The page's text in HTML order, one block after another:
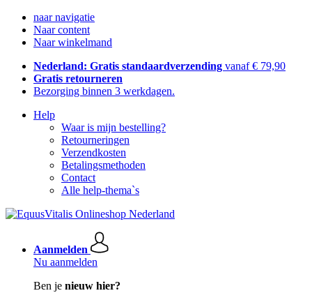
naar navigatie
Naar content
Naar winkelmand
Nederland: Gratis standaardverzending vanaf € 79,90
Gratis retourneren
Bezorging binnen 3 werkdagen.
Help
Waar is mijn bestelling?
Retourneringen
Verzendkosten
Betalingsmethoden
Contact
Alle help-thema`s
Aanmelden
Nu aanmelden
Ben je nieuw hier?